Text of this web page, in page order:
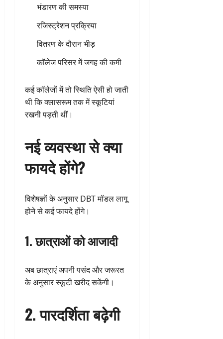
भंडारण की समस्या
रजिस्ट्रेशन प्रक्रिया
वितरण के दौरान भीड़
कॉलेज परिसर में जगह की कमी
कई कॉलेजों में तो स्थिति ऐसी हो जाती
थी कि क्लासरूम तक में स्कूटियां
रखनी पड़ती थीं।
नई व्यवस्था से क्या
फायदे होंगे?
विशेषज्ञों के अनुसार DBT मॉडल लागू
होने से कई फायदे होंगे।
1. छात्राओं को आजादी
अब छात्राएं अपनी पसंद और जरूरत
के अनुसार स्कूटी खरीद सकेंगी।
2. पारदर्शिता बढ़ेगी